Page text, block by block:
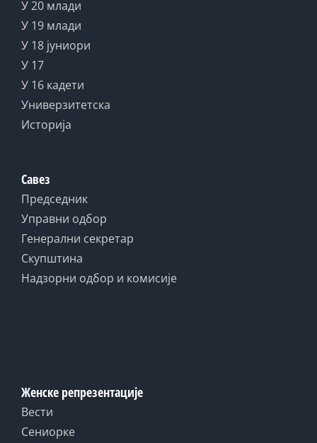
У 20 млади
У 19 млади
У 18 јуниори
У 17
У 16 кадети
Универзитетска
Историја
Савез
Председник
Управни одбор
Генерални секретар
Скупштина
Надзорни одбор и комисије
Женске репрезентације
Вести
Сениорке